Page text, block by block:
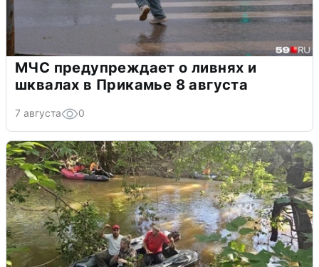
МЧС предупреждает о ливнях и
шквалах в Прикамье 8 августа
7 августа 0